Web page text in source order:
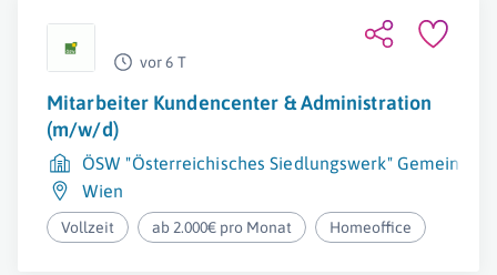
vor 6 T
Mitarbeiter Kundencenter & Administration
(m/w/d)
ÖSW "Österreichisches Siedlungswerk"
Wien
Vollzeit ab 2.000€ pro Monat Homeoffice